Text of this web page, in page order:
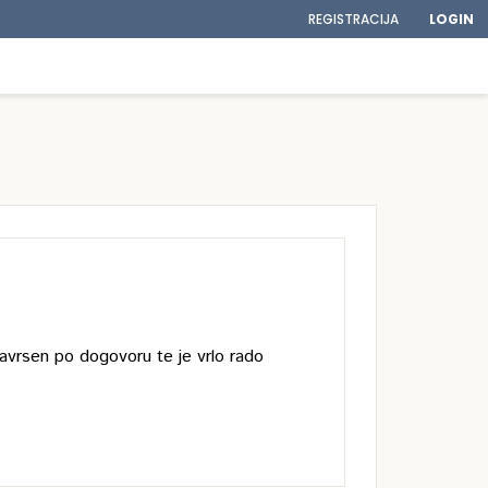
REGISTRACIJA LOGIN
po dogovoru te je vrlo rado